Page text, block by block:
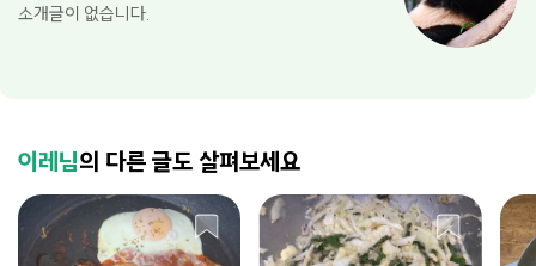
소개글이 없습니다.
이레님의 다른 글도 살펴보세요